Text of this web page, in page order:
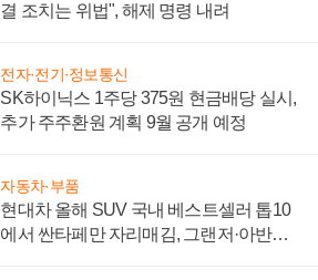
결 조치는 위법", 해제 명령 내려
전자·전기·정보통신
SK하이닉스 1주당 375원 현금배당 실시,
추가 주주환원 계획 9월 공개 예정
자동차·부품
현대차 올해 SUV 국내 베스트셀러 톱10
에서 싼타페만 자리매김, 그랜저·아반떼